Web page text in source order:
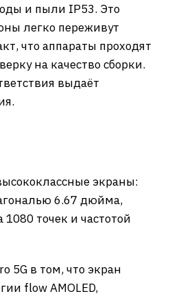
и пыли IP53. Это
легко переживут
что аппараты проходят
на качество сборки.
выдаёт
экраны:
6.67 дюйма,
точек и частотой
5G в том, что экран
flow AMOLED,